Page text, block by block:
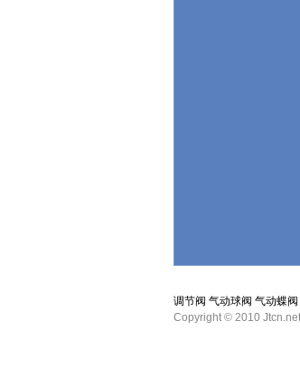
调节阀 气动球阀 气动蝶阀
Copyright © 2010